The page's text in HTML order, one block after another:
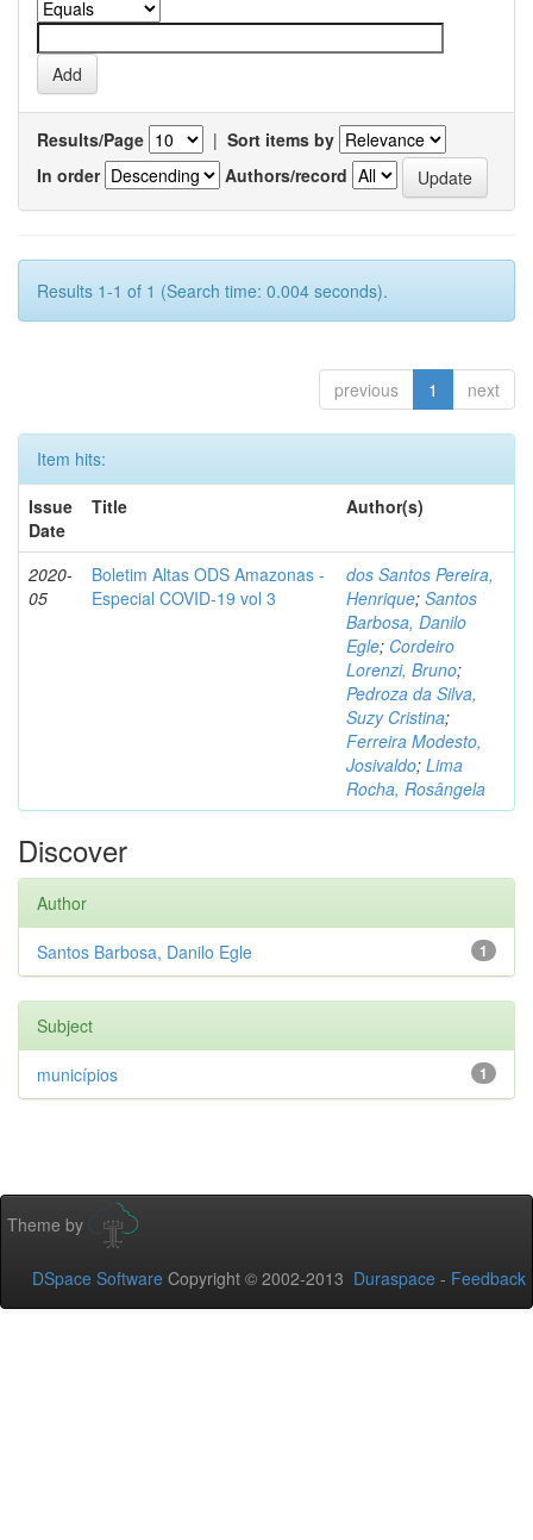
Results/Page | Sort items by
In order
Authors/record
Results 1-1 of 1 (Search time: 0.004 seconds).
previous 1 next
Item hits:
Issue
Date
Title Author(s)
2020-
05
Boletim Altas ODS Amazonas -
Especial COVID-19 vol 3
dos Santos Pereira,
Henrique; Santos
Barbosa, Danilo
Egle; Cordeiro
Lorenzi, Bruno;
Pedroza da Silva,
Suzy Cristina;
Ferreira Modesto,
Josivaldo; Lima
Rocha, Rosângela
Discover
Author
1
Santos Barbosa, Danilo Egle
Subject
1
municípios
Theme by
DSpace Software Copyright © 2002-2013 Duraspace - Feedback